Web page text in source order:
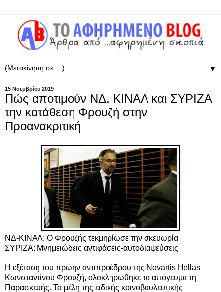
▼
15 Νοεμβρίου 2019
Πώς αποτιμούν ΝΔ, ΚΙΝΑΛ και ΣΥΡΙΖΑ
την κατάθεση Φρουζή στην
Προανακριτική
ΝΔ-ΚΙΝΑΛ: Ο Φρουζής τεκμηρίωσε την σκευωρία
ΣΥΡΙΖΑ: Μνημειώδεις αντιφάσεις-αυτοδιαψεύσεις
Η εξέταση του πρώην αντιπροέδρου της Novartis Hellas
Κωνσταντίνου Φρουζή, ολοκληρώθηκε το απόγευμα τη
Παρασκευής. Τα μέλη της ειδικής κοινοβουλευτικής